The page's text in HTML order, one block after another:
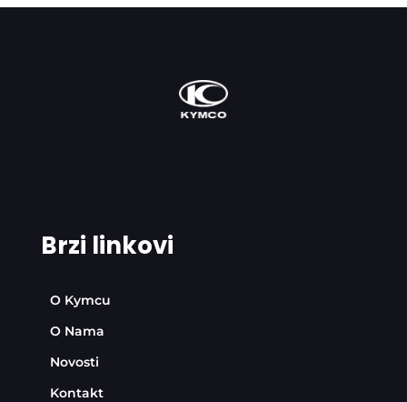
Brzi linkovi
O Kymcu
O Nama
Novosti
Kontakt